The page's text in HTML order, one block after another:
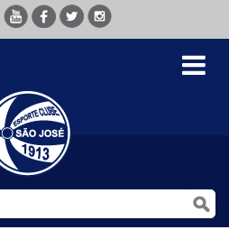
Toggle